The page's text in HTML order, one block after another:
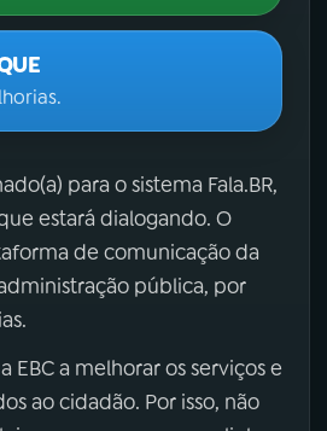
para o sistema Fala.BR,
estará dialogando. O
de comunicação da
pública, por
EBC a melhorar os serviços e
ao cidadão. Por isso, não